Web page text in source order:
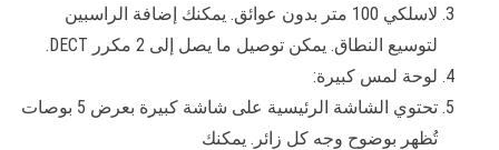
لاسلكي 100 متر بدون عوائق. يمكنك إضافة الراسبين
لتوسيع النطاق. يمكن توصيل ما يصل إلى 2 مكرر DECT.
لوحة لمس كبيرة:
تحتوي الشاشة الرئيسية على شاشة كبيرة بعرض 5 بوصات
تُظهر بوضوح وجه كل زائر. يمكنك